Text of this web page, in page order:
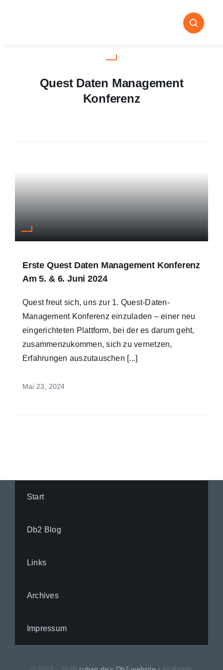
Quest Daten Management
Konferenz
Erste Quest Daten Management Konferenz
Am 5. & 6. Juni 2024
Quest freut sich, uns zur 1. Quest-Daten-
Management Konferenz einzuladen – einer neu
eingerichteten Plattform, bei der es darum geht,
zusammenzukommen, sich zu vernetzen,
Erfahrungen auszutauschen [...]
Mai 23, 2024
Start
Db2 Blog
Links
Archives
Impressum